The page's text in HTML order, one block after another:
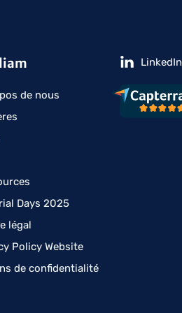
de nous
Days 2025
légal
Policy Website
de confidentialité
LinkedIn